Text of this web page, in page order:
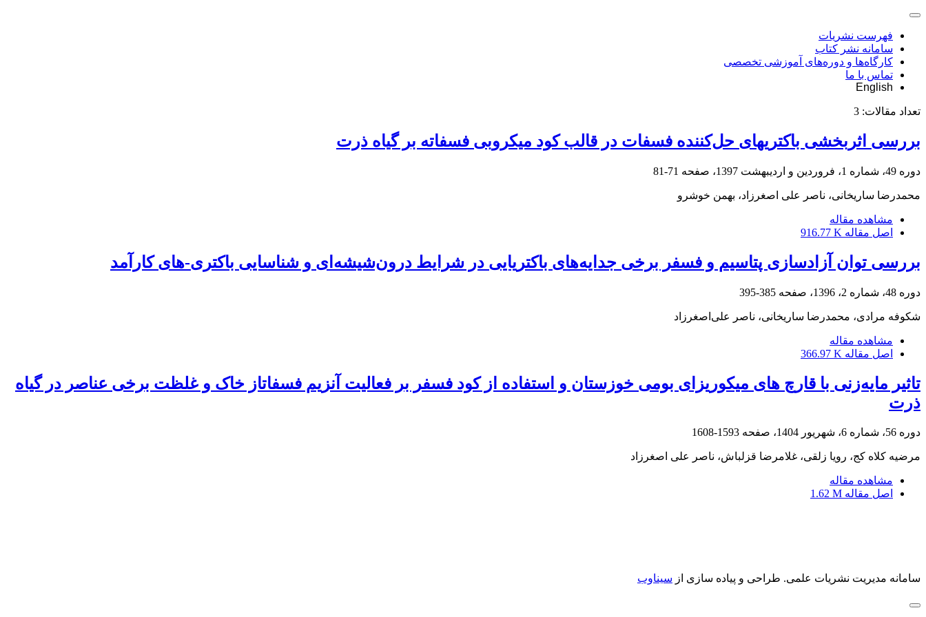
فهرست نشریات
سامانه نشر کتاب
کارگاه‌ها و دوره‌های آموزشی تخصصی
تماس با ما
English
تعداد مقالات: 3
بررسی اثربخشی باکتریهای حل‌کننده فسفات در قالب کود میکروبی فسفاته بر گیاه ذرت
دوره 49، شماره 1، فروردین و اردیبهشت 1397، صفحه 71-81
محمدرضا ساریخانی، ناصر علی اصغرزاد، بهمن خوشرو
مشاهده مقاله
اصل مقاله 916.77 K
بررسی توان آزادسازی پتاسیم و فسفر برخی جدایه‌های باکتریایی در شرایط درون‌شیشه‌ای و شناسایی باکتری-های کارآمد
دوره 48، شماره 2، 1396، صفحه 385-395
شکوفه مرادی، محمدرضا ساریخانی، ناصر علی‌اصغرزاد
مشاهده مقاله
اصل مقاله 366.97 K
تاثیر مایه‌زنی با قارچ های میکوریزای بومی خوزستان و استفاده از کود فسفر بر فعالیت آنزیم فسفاتاز خاک و غلظت برخی عناصر در گیاه
ذرت
دوره 56، شماره 6، شهریور 1404، صفحه 1593-1608
مرضیه کلاه کج، رویا زلقی، غلامرضا قزلباش، ناصر علی اصغرزاد
مشاهده مقاله
اصل مقاله 1.62 M
سامانه مدیریت نشریات علمی. طراحی و پیاده سازی از سیناوب